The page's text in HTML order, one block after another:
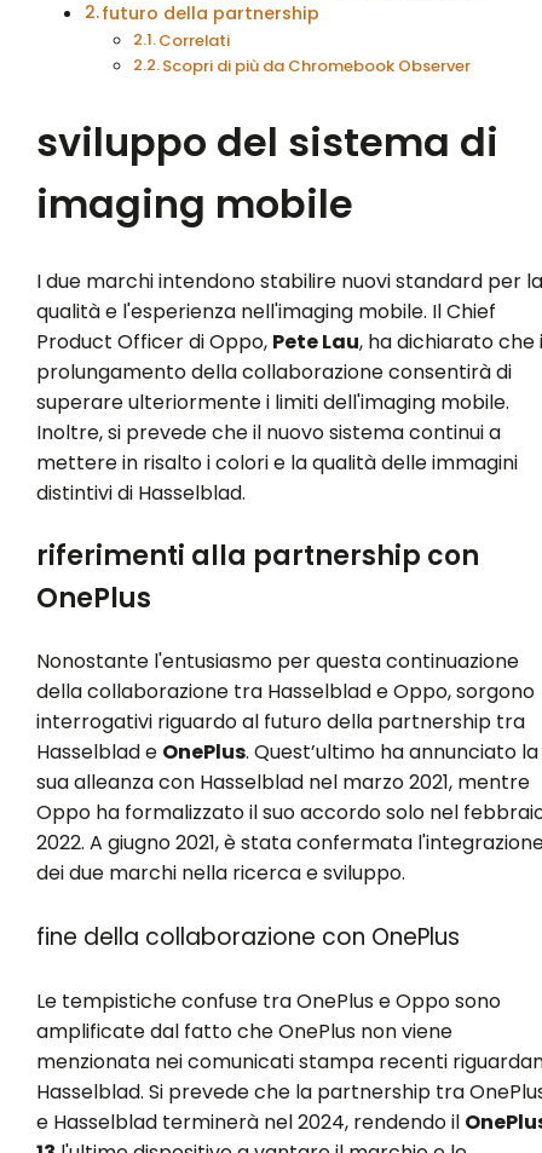
futuro della partnership
Correlati
Scopri di più da Chromebook Observer
sviluppo del sistema di
imaging mobile
I due marchi intendono stabilire nuovi standard per la
qualità e l'esperienza nell'imaging mobile. Il Chief
Product Officer di Oppo, Pete Lau, ha dichiarato che
prolungamento della collaborazione consentirà di
superare ulteriormente i limiti dell'imaging mobile.
Inoltre, si prevede che il nuovo sistema continui a
mettere in risalto i colori e la qualità delle immagini
distintivi di Hasselblad.
riferimenti alla partnership con
OnePlus
Nonostante l'entusiasmo per questa continuazione
della collaborazione tra Hasselblad e Oppo, sorgono
interrogativi riguardo al futuro della partnership tra
Hasselblad e OnePlus. Quest’ultimo ha annunciato la
sua alleanza con Hasselblad nel marzo 2021, mentre
Oppo ha formalizzato il suo accordo solo nel
2022. A giugno 2021, è stata confermata
dei due marchi nella ricerca e sviluppo.
fine della collaborazione con OnePlus
Le tempistiche confuse tra OnePlus e Oppo sono
amplificate dal fatto che OnePlus non viene
menzionata nei comunicati stampa recenti
Hasselblad. Si prevede che la partnership tra
e Hasselblad terminerà nel 2024, rendendo il